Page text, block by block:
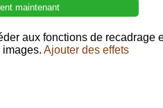
maintenant
aux fonctions de recadrage
Ajouter des effets